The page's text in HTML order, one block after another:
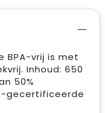
BPA-vrij is met
Inhoud: 650
50%
gecertificeerde